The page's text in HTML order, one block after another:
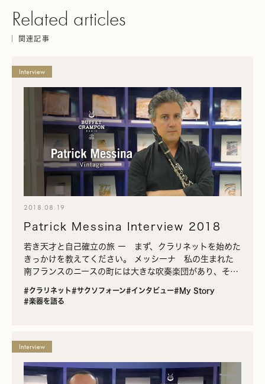
Related articles
関連記事
Interview
2018.08.19
Patrick Messina Interview 2018
若き天才と自己確立の旅 ー まず、クラリネットを始めた
きっかけを教えてください。 メッシーナ 私の生まれた
南フランスのニースの町には大きな吹奏楽団があり、そこ
てクラリネ…
#クラリネット#サクソフォーン#インタビュー#My Story
#楽器を語る
Interview